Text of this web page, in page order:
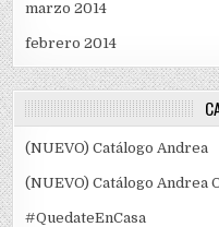
marzo 2014
febrero 2014
(NUEVO) Catálogo Andrea
(NUEVO) Catálogo Andrea
#QuedateEnCasa